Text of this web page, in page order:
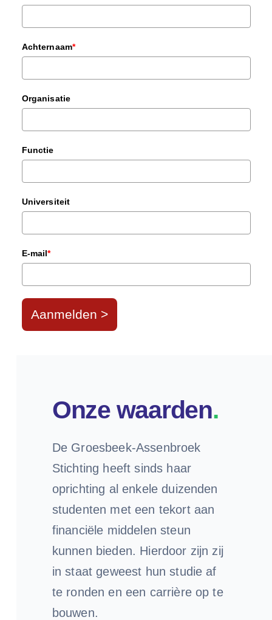
Achternaam*
Organisatie
Functie
Universiteit
E-mail*
Aanmelden >
Onze waarden.
De Groesbeek-Assenbroek
Stichting heeft sinds haar
oprichting al enkele duizenden
studenten met een tekort aan
financiële middelen steun
kunnen bieden. Hierdoor zijn zij
in staat geweest hun studie af
te ronden en een carrière op te
bouwen.